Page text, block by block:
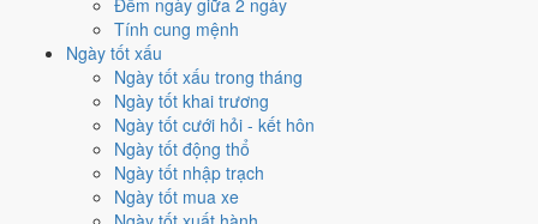
Tính cung mệnh
Ngày tốt xấu
Ngày tốt xấu trong tháng
Ngày tốt khai trương
Ngày tốt cưới hỏi - kết hôn
Ngày tốt động thổ
Ngày tốt nhập trạch
Ngày tốt mua xe
Cách tính ngày tốt
Tìm hiểu cách chấm: Trực Phá nghĩa là gì
phân biệt Hoàng Đạo - Hắc Đạo· Can Chi và Ngũ hành ngày
Điểm số tổng hợp từ Trực, Sao 28 Tú và Hoàng Đạo - Hắc Đạo.
sánh cả tháng
Nếu ngày 23/1/2028 không hợp